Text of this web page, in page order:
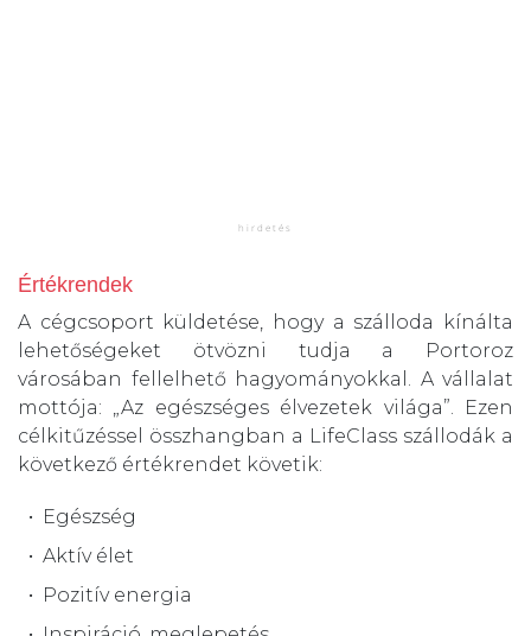
Értékrendek
A cégcsoport küldetése, hogy a szálloda kínálta
lehetőségeket ötvözni tudja a Portoroz
városában fellelhető hagyományokkal. A vállalat
mottója: „Az egészséges élvezetek világa”. Ezen
célkitűzéssel összhangban a LifeClass szállodák a
következő értékrendet követik:
Egészség
Aktív élet
Pozitív energia